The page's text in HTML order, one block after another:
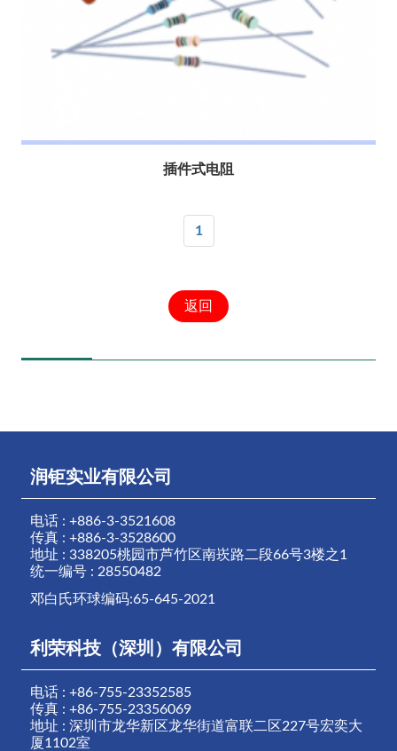
插件式电阻
1
返回
润钜实业有限公司
电话 : +886-3-3521608
传真 : +886-3-3528600
地址 : 338205桃园市芦竹区南崁路二段66号3楼之1
统一编号 : 28550482
邓白氏环球编码:65-645-2021
利荣科技（深圳）有限公司
电话 : +86-755-23352585
传真 : +86-755-23356069
地址 : 深圳市龙华新区龙华街道富联二区227号宏奕大
厦1102室